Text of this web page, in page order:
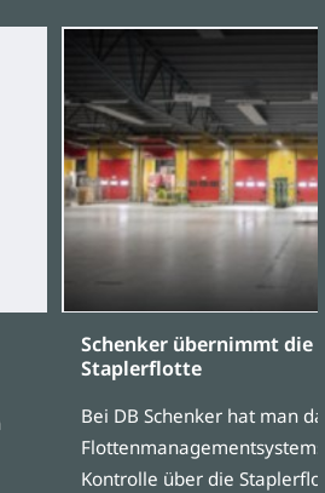
Schenker übernimmt die
Staplerflotte
Bei DB Schenker hat man
Kontrolle über die